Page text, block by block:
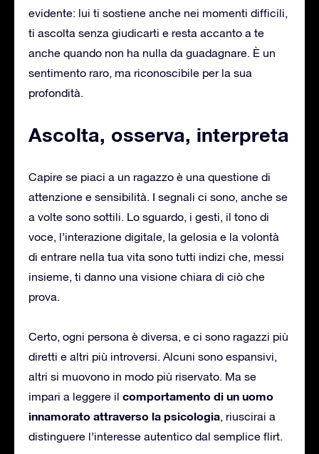
evidente: lui ti sostiene anche nei momenti difficili,
ti ascolta senza giudicarti e resta accanto a te
anche quando non ha nulla da guadagnare. È un
sentimento raro, ma riconoscibile per la sua
profondità.
Ascolta, osserva, interpreta
Capire se piaci a un ragazzo è una questione di
attenzione e sensibilità. I segnali ci sono, anche se
a volte sono sottili. Lo sguardo, i gesti, il tono di
voce, l’interazione digitale, la gelosia e la volontà
di entrare nella tua vita sono tutti indizi che, messi
insieme, ti danno una visione chiara di ciò che
prova.
Certo, ogni persona è diversa, e ci sono ragazzi più
diretti e altri più introversi. Alcuni sono espansivi,
altri si muovono in modo più riservato. Ma se
impari a leggere il comportamento di un uomo
innamorato attraverso la psicologia, riuscirai a
distinguere l’interesse autentico dal semplice flirt.